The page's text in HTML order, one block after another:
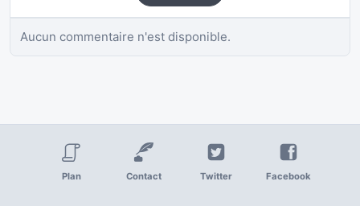
Aucun commentaire n'est disponible.
Plan Contact Twitter Facebook